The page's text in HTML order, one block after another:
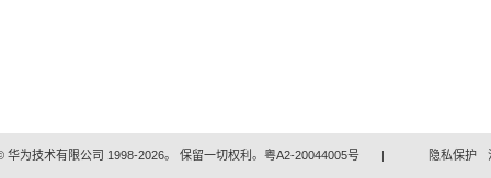
华为技术有限公司 1998-2026。 保留一切权利。粤A2-20044005号 | 隐私保护